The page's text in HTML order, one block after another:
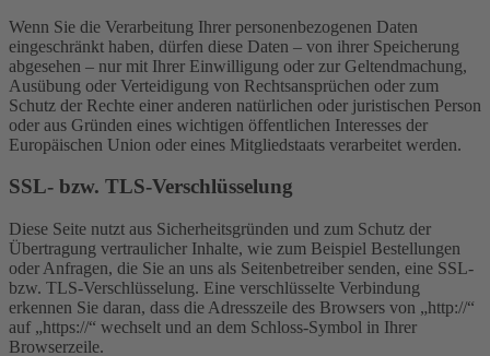
Wenn Sie die Verarbeitung Ihrer personenbezogenen Daten
eingeschränkt haben, dürfen diese Daten – von ihrer Speicherung
abgesehen – nur mit Ihrer Einwilligung oder zur Geltendmachung,
Ausübung oder Verteidigung von Rechtsansprüchen oder zum
Schutz der Rechte einer anderen natürlichen oder juristischen Person
oder aus Gründen eines wichtigen öffentlichen Interesses der
Europäischen Union oder eines Mitgliedstaats verarbeitet werden.
SSL- bzw. TLS-Verschlüsselung
Diese Seite nutzt aus Sicherheitsgründen und zum Schutz der
Übertragung vertraulicher Inhalte, wie zum Beispiel Bestellungen
oder Anfragen, die Sie an uns als Seitenbetreiber senden, eine SSL-
bzw. TLS-Verschlüsselung. Eine verschlüsselte Verbindung
erkennen Sie daran, dass die Adresszeile des Browsers von „http://“
auf „https://“ wechselt und an dem Schloss-Symbol in Ihrer
Browserzeile.